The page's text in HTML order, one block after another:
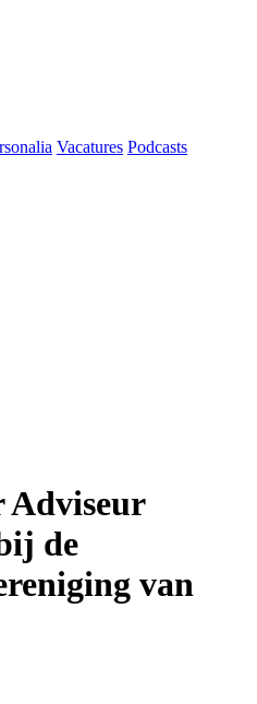
Vacatures Podcasts
de
van